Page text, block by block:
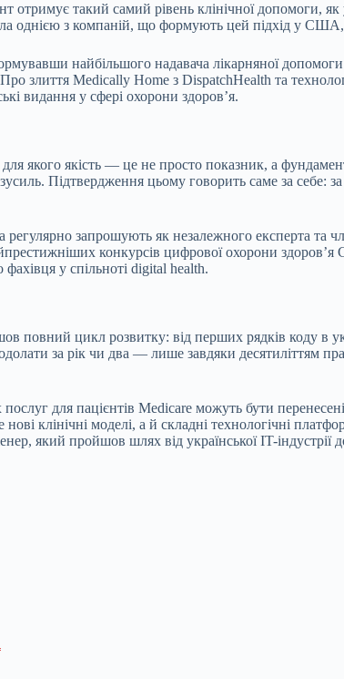
такий самий рівень клінічної допомоги,
однією з компаній, що формують цей підхід у
найбільшого надавача лікарняної
злиття Medically Home з DispatchHealth та
видання у сфері охорони здоров’я.
якого якість — це не просто показник, а
Підтвердження цьому говорить саме за себе:
регулярно запрошують як незалежного експерта
конкурсів цифрової охорони
у спільноті digital health.
повний цикл розвитку: від перших рядків коду в
за рік чи два — лише завдяки десятиліттям
для пацієнтів Medicare можуть бути
нові клінічні моделі, а й складні технологічні
який пройшов шлях від української IT-